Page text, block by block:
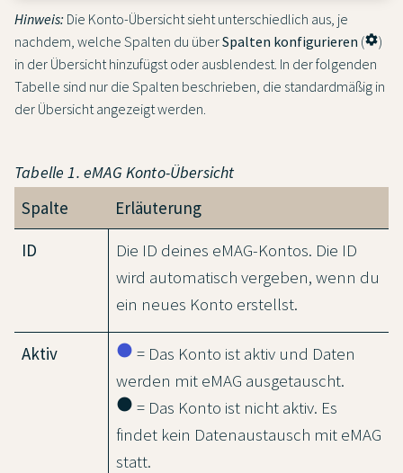
Hinweis: Die Konto-Übersicht sieht unterschiedlich aus, je
nachdem, welche Spalten du überSpalten konfigurieren (settings)
in der Übersicht hinzufügst oder ausblendest. In der folgenden
Tabelle sind nur die Spalten beschrieben, die standardmäßig in
der Übersicht angezeigt werden.
Tabelle 1. eMAG Konto-Übersicht
Spalte
Erläuterung
ID
Die ID deines eMAG-Kontos. Die ID
wird automatisch vergeben, wenn du
ein neues Konto erstellst.
Aktiv circle = Das Konto ist aktiv und Daten
werden mit eMAG ausgetauscht.
circle = Das Konto ist nicht aktiv. Es
findet kein Datenaustausch mit eMAG
statt.